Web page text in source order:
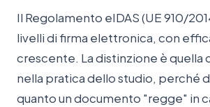
Il Regolamento eIDAS (UE 910/
livelli di firma elettronica, con
crescente. La distinzione è quella
nella pratica dello studio, perché
quanto un documento "regge" in